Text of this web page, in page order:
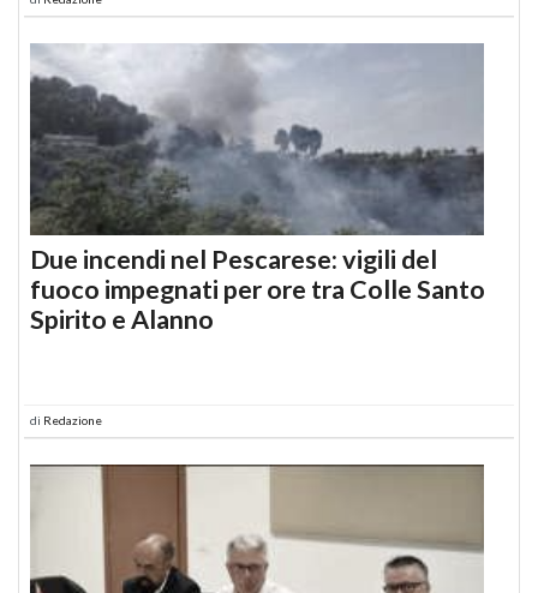
Due incendi nel Pescarese: vigili del
fuoco impegnati per ore tra Colle Santo
Spirito e Alanno
di Redazione